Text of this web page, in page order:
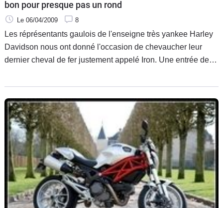
bon pour presque pas un rond
Le 06/04/2009 8
Les réprésentants gaulois de l'enseigne très yankee Harley
Davidson nous ont donné l'occasion de chevaucher leur
dernier cheval de fer justement appelé Iron. Une entrée de
de suite, et avant même tout mouvement, attire la sympathie
avec un tarif serré: 8 280 euros.